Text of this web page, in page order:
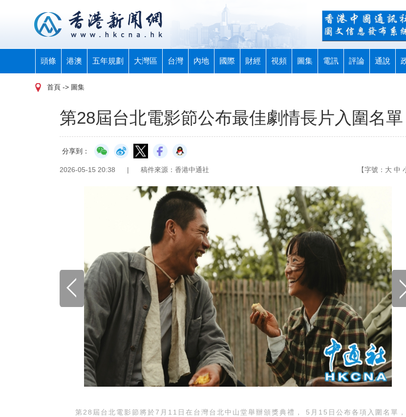
頭條 港澳 五年規劃 大灣區 台灣 內地 國際 財經 視頻 圖集 電訊 評論 通說
首頁 -> 圖集
第28屆台北電影節公布最佳劇情長片入圍名單
分享到：
2026-05-15 20:38 | 稿件來源：香港中通社 【字號： 大 中
第28屆台北電影節將於7月11日在台灣台北中山堂舉辦頒獎典禮， 5月15日公布各項入圍名單，